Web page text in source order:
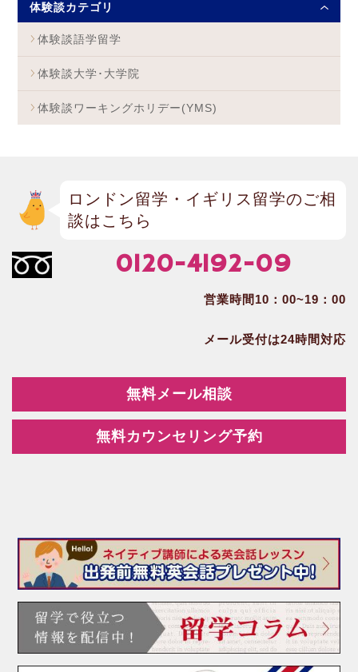
体験談カテゴリ
体験談語学留学
体験談大学･大学院
体験談ワーキングホリデー(YMS)
ロンドン留学・イギリス留学のご相
談はこちら
0120-4192-09
営業時間10：00~19：00
メール受付は24時間対応
無料メール相談
無料カウンセリング予約